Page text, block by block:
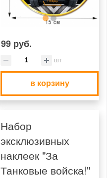
99 руб.
шт
в корзину
Набор
эксклюзивных
наклеек "За
Танковые войска!"